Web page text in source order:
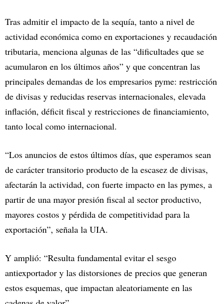
Tras admitir el impacto de la sequía, tanto a nivel de
actividad económica como en exportaciones y recaudación
tributaria, menciona algunas de las “dificultades que se
acumularon en los últimos años” y que concentran las
principales demandas de los empresarios pyme: restricción
de divisas y reducidas reservas internacionales, elevada
inflación, déficit fiscal y restricciones de financiamiento,
tanto local como internacional.
“Los anuncios de estos últimos días, que esperamos sean
de carácter transitorio producto de la escasez de divisas,
afectarán la actividad, con fuerte impacto en las pymes, a
partir de una mayor presión fiscal al sector productivo,
mayores costos y pérdida de competitividad para la
exportación”, señala la UIA.
Y amplió: “Resulta fundamental evitar el sesgo
antiexportador y las distorsiones de precios que generan
estos esquemas, que impactan aleatoriamente en las